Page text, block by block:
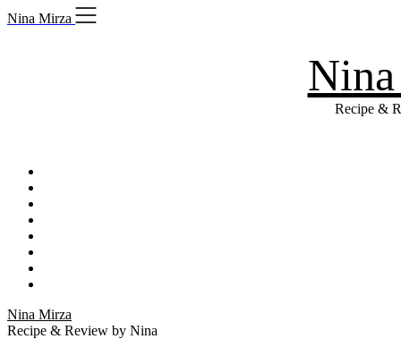
Skip
to
Nina Mirza
Recipe &
Nina Mirza
Recipe & Review by Nina